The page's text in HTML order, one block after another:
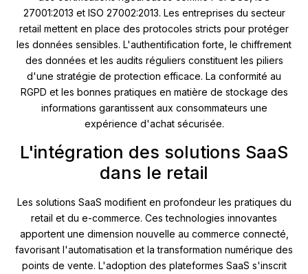
27001:2013 et ISO 27002:2013. Les entreprises du secteur
retail mettent en place des protocoles stricts pour protéger
les données sensibles. L'authentification forte, le chiffrement
des données et les audits réguliers constituent les piliers
d'une stratégie de protection efficace. La conformité au
RGPD et les bonnes pratiques en matière de stockage des
informations garantissent aux consommateurs une
expérience d'achat sécurisée.
L'intégration des solutions SaaS
dans le retail
Les solutions SaaS modifient en profondeur les pratiques du
retail et du e-commerce. Ces technologies innovantes
apportent une dimension nouvelle au commerce connecté,
favorisant l'automatisation et la transformation numérique des
points de vente. L'adoption des plateformes SaaS s'inscrit